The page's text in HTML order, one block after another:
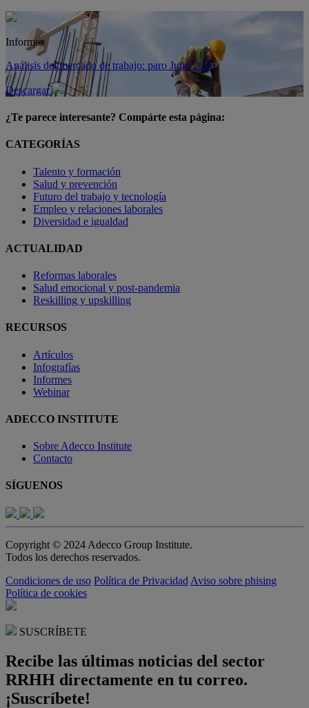
Informes
Análisis del mercado de trabajo: paro Julio 2026
Descargar
¿Te parece interesante? Compárte esta página:
CATEGORÍAS
Talento y formación
Salud y prevención
Futuro del trabajo y tecnología
Empleo y relaciones laborales
Diversidad e igualdad
ACTUALIDAD
Reformas laborales
Salud emocional y post-pandemia
Reskilling y upskilling
RECURSOS
Artículos
Infografías
Informes
Webinar
ADECCO INSTITUTE
Sobre Adecco Institute
Contacto
SÍGUENOS
Copyright © 2024 Adecco Group Institute.
Todos los derechos reservados.
Condiciones de uso Política de Privacidad Aviso sobre phising
Política de cookies
SUSCRÍBETE
Recibe las últimas noticias del sector
RRHH directamente en tu correo.
¡Suscríbete!